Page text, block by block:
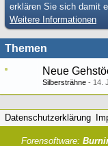
erklären Sie sich damit
Weitere Informationen
Themen
Neue
Silbersträhne 14.
Datenschutzerklärung
Forensoftware: